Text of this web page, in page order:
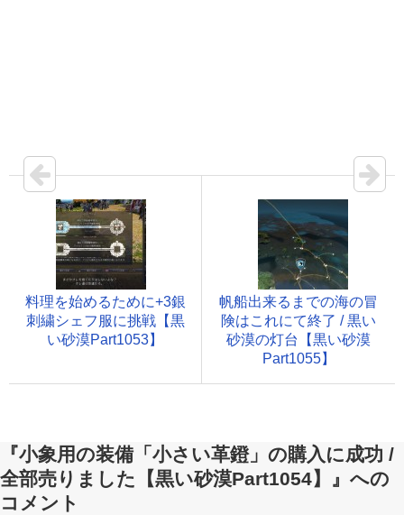
料理を始めるために+3銀
刺繍シェフ服に挑戦【黒
い砂漠Part1053】
帆船出来るまでの海の冒
険はこれにて終了 / 黒い
砂漠の灯台【黒い砂漠
Part1055】
『小象用の装備「小さい革鐙」の購入に成功 /
全部売りました【黒い砂漠Part1054】』への
コメント